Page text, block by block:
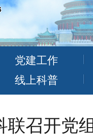
党建工作
线上科普
联召开党